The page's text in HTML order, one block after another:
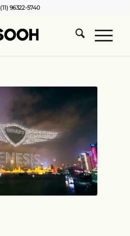
(11) 96322-5740